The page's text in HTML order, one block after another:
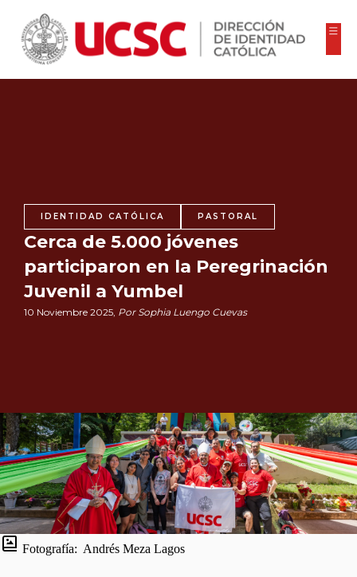
IDENTIDAD CATÓLICA PASTORAL
Cerca de 5.000 jóvenes
participaron en la Peregrinación
Juvenil a Yumbel
10 Noviembre 2025, Por Sophia Luengo Cuevas
Fotografía: Andrés Meza Lagos